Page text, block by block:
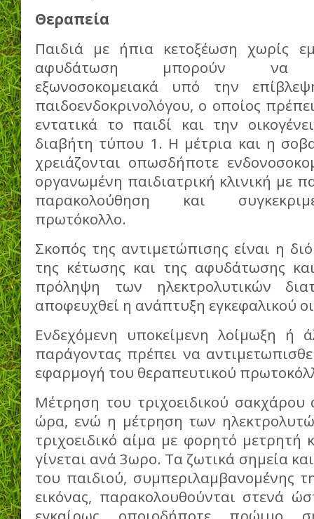
Θεραπεία
Παιδιά με ήπια κετοξέωση χωρίς
αφυδάτωση μπορούν να
εξωνοσοκομειακά υπό την
παιδοενδοκρινολόγου, ο οποίος
εντατικά το παιδί και την
διαβήτη τύπου 1. Η μέτρια και η
χρειάζονται οπωσδήποτε
οργανωμένη παιδιατρική κλινική με
παρακολούθηση και
πρωτόκολλο.
Σκοπός της αντιμετώπισης είναι η
της κέτωσης και της αφυδάτωσης
πρόληψη των ηλεκτρολυτικών
αποφευχθεί η ανάπτυξη εγκεφαλικού
Ενδεχόμενη υποκείμενη λοίμωξη ή
παράγοντας πρέπει να
εφαρμογή του θεραπευτικού
Μέτρηση του τριχοειδικού σακχάρου
ώρα, ενώ η μέτρηση των
τριχοειδικό αίμα με φορητό μετρητή
γίνεται ανά 3ωρο. Τα ζωτικά σημεία
του παιδιού, συμπεριλαμβανομένης
εικόνας, παρακολουθούνται στενά